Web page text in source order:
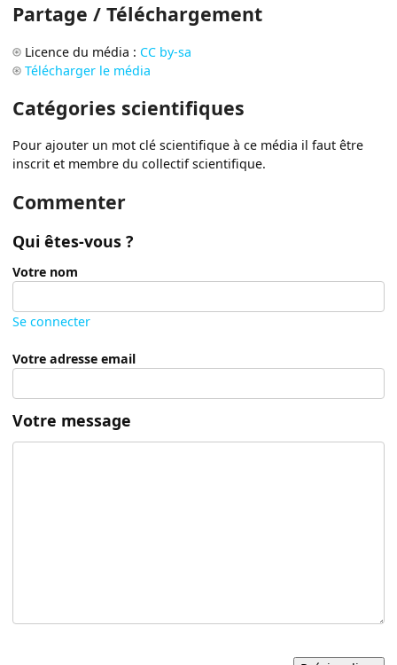
Partage / Téléchargement
Licence du média : CC by-sa
Télécharger le média
Catégories scientifiques
Pour ajouter un mot clé scientifique à ce média il faut être
inscrit et membre du collectif scientifique.
Commenter
Qui êtes-vous ?
Votre nom
Se connecter
Votre adresse email
Votre message